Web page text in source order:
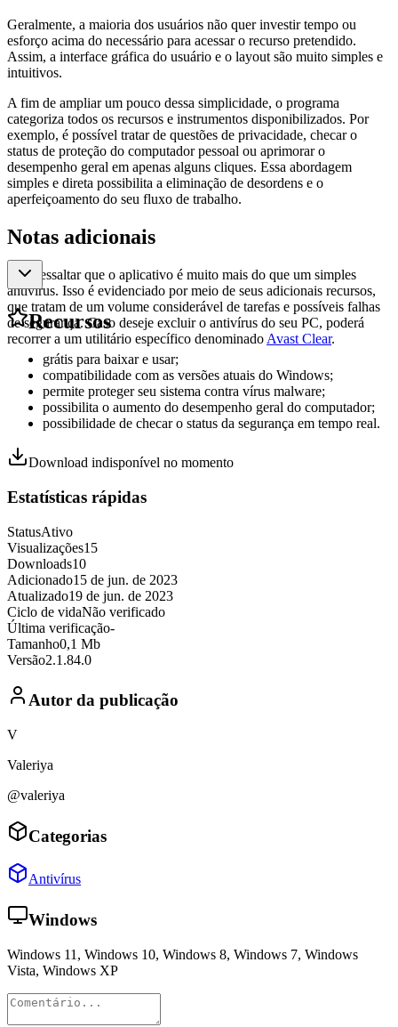
Geralmente, a maioria dos usuários não quer investir tempo ou
esforço acima do necessário para acessar o recurso pretendido.
Assim, a interface gráfica do usuário e o layout são muito simples e
intuitivos.
A fim de ampliar um pouco dessa simplicidade, o programa
categoriza todos os recursos e instrumentos disponibilizados. Por
exemplo, é possível tratar de questões de privacidade, checar o
status de proteção do computador pessoal ou aprimorar o
desempenho geral em apenas alguns cliques. Essa abordagem
simples e direta possibilita a eliminação de desordens e o
aperfeiçoamento do seu fluxo de trabalho.
Notas adicionais
Vale ressaltar que o aplicativo é muito mais do que um simples
antivírus. Isso é evidenciado por meio de seus adicionais recursos,
que tratam de um volume considerável de tarefas e possíveis falhas
de segurança. Caso deseje excluir o antivírus do seu PC, poderá
recorrer a um utilitário específico denominado Avast Clear.
Recursos
grátis para baixar e usar;
compatibilidade com as versões atuais do Windows;
permite proteger seu sistema contra vírus malware;
possibilita o aumento do desempenho geral do computador;
possibilidade de checar o status da segurança em tempo real.
Download indisponível no momento
Estatísticas rápidas
StatusAtivo
Visualizações15
Downloads10
Adicionado15 de jun. de 2023
Atualizado19 de jun. de 2023
Ciclo de vidaNão verificado
Última verificação-
Tamanho0,1 Mb
Versão2.1.84.0
Autor da publicação
V
Valeriya
@valeriya
Categorias
Antivírus
Windows
Windows 11, Windows 10, Windows 8, Windows 7, Windows
Vista, Windows XP